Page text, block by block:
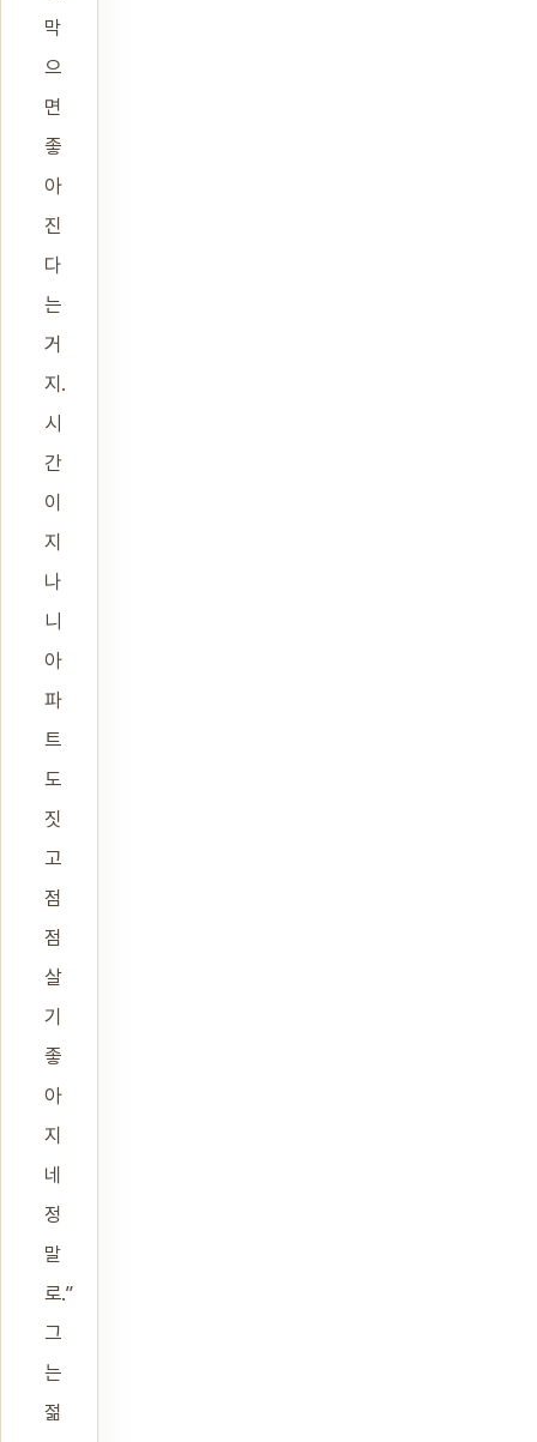
막
으
면
좋
아
진
다
는
거
지.
시
간
이
지
나
니
아
파
트
도
짓
고
점
점
살
기
좋
아
지
네
정
말
로.”
그
는
젊